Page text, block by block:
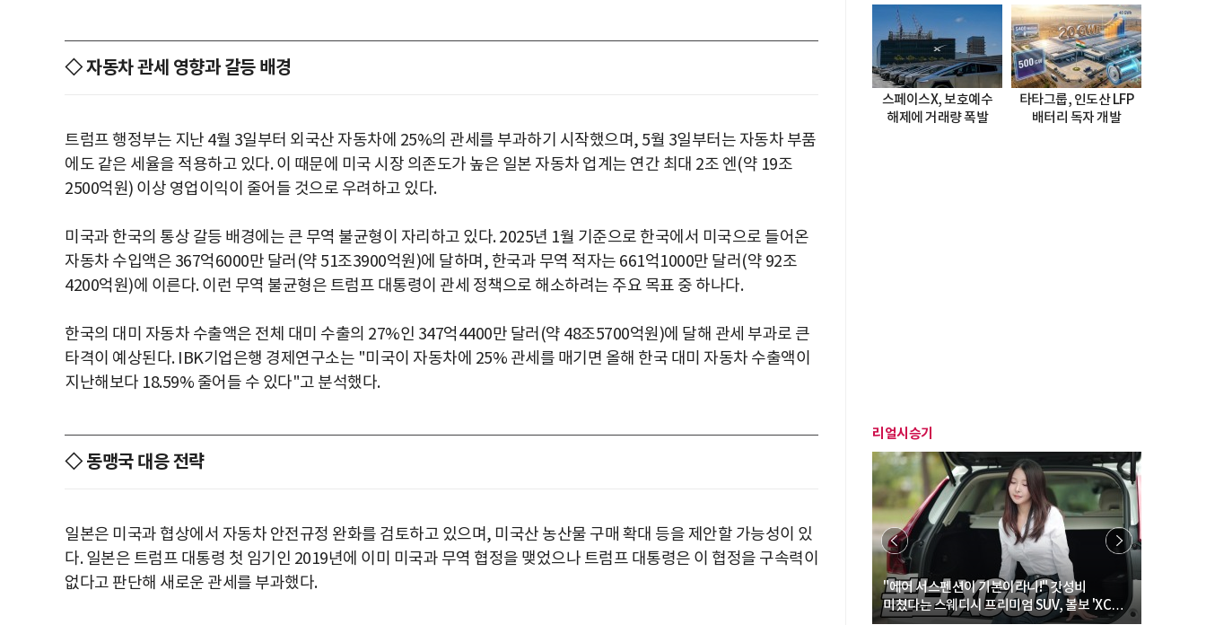
◇ 자동차 관세 영향과 갈등 배경
트럼프 행정부는 지난 4월 3일부터 외국산 자동차에 25%의 관세를 부과하기 시작했으며, 5월 3일부터는 자동차 부품
에도 같은 세율을 적용하고 있다. 이 때문에 미국 시장 의존도가 높은 일본 자동차 업계는 연간 최대 2조 엔(약 19조
2500억원) 이상 영업이익이 줄어들 것으로 우려하고 있다.
미국과 한국의 통상 갈등 배경에는 큰 무역 불균형이 자리하고 있다. 2025년 1월 기준으로 한국에서 미국으로 들어온
자동차 수입액은 367억6000만 달러(약 51조3900억원)에 달하며, 한국과 무역 적자는 661억1000만 달러(약 92조
4200억원)에 이른다. 이런 무역 불균형은 트럼프 대통령이 관세 정책으로 해소하려는 주요 목표 중 하나다.
한국의 대미 자동차 수출액은 전체 대미 수출의 27%인 347억4400만 달러(약 48조5700억원)에 달해 관세 부과로 큰
타격이 예상된다. IBK기업은행 경제연구소는 "미국이 자동차에 25% 관세를 매기면 올해 한국 대미 자동차 수출액이
지난해보다 18.59% 줄어들 수 있다"고 분석했다.
◇ 동맹국 대응 전략
일본은 미국과 협상에서 자동차 안전규정 완화를 검토하고 있으며, 미국산 농산물 구매 확대 등을 제안할 가능성이 있
다. 일본은 트럼프 대통령 첫 임기인 2019년에 이미 미국과 무역 협정을 맺었으나 트럼프 대통령은 이 협정을 구속력이
없다고 판단해 새로운 관세를 부과했다.
스페이스X, 보호예수
해제에 거래량 폭발
타타그룹, 인도산 LFP
배터리 독자 개발
리얼시승기
"에어 서스펜션이 기본이라니!" 갓성비
미쳤다는 스웨디시 프리미엄 SUV, 볼보 'XC60